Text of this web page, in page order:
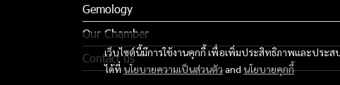
เว็บไซต์นี้มีการใช้งานคุกกี้ เพื่อเพิ่มประสิทธิภาพและประส
ได้ที่นโยบายความเป็นส่วนตัวandนโยบายคุกกี้
Gemology
Our Chamber
Contact us